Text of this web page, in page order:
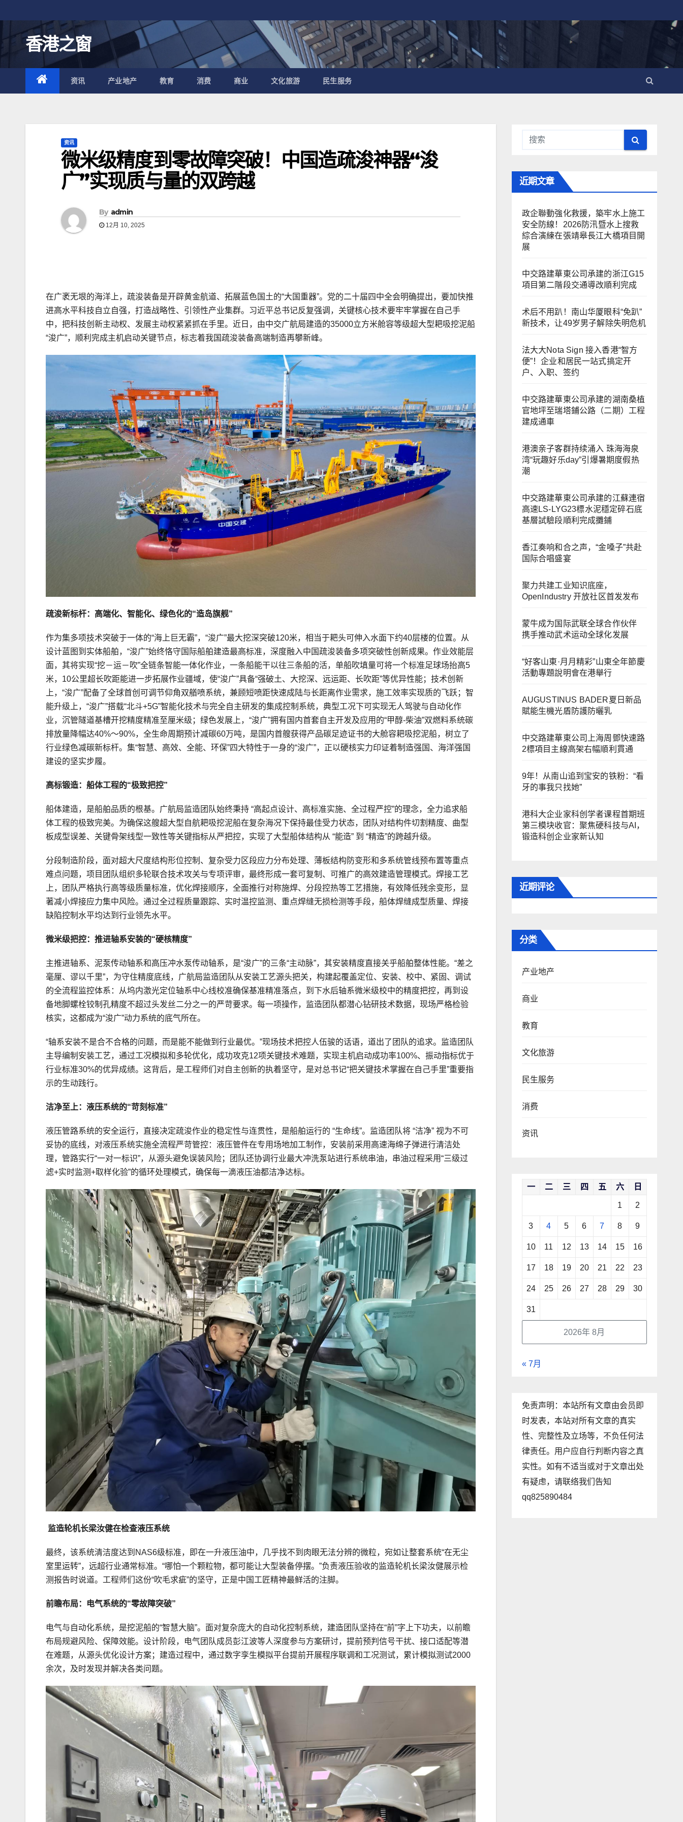
至
内
容
香港之窗
资讯 产业地产 教育 消费 商业 文化旅游 民生服务
资讯
微米级精度到零故障突破！中国造疏浚神器“浚
广”实现质与量的双跨越
By admin
12月 10, 2025
在广袤无垠的海洋上，疏浚装备是开辟黄金航道、拓展蓝色国土的“大国重器”。党的二十届四中全会明确提出，要加快推
进高水平科技自立自强，打造战略性、引领性产业集群。习近平总书记反复强调，关键核心技术要牢牢掌握在自己手
中，把科技创新主动权、发展主动权紧紧抓在手里。近日，由中交广航局建造的35000立方米舱容等级超大型耙吸挖泥船
“浚广”，顺利完成主机启动关键节点，标志着我国疏浚装备高端制造再攀新峰。
疏浚新标杆：高端化、智能化、绿色化的“造岛旗舰”
作为集多项技术突破于一体的“海上巨无霸”，“浚广”最大挖深突破120米，相当于耙头可伸入水面下约40层楼的位置。从
设计蓝图到实体船舶，“浚广”始终恪守国际船舶建造最高标准，深度融入中国疏浚装备多项突破性创新成果。作业效能层
面，其将实现“挖－运－吹”全链条智能一体化作业，一条船能干以往三条船的活，单船吹填量可将一个标准足球场抬高5
米，10公里超长吹距能进一步拓展作业疆域，使“浚广”具备“强破土、大挖深、远运距、长吹距”等优异性能；技术创新
上，“浚广”配备了全球首创可调节仰角双艏喷系统，兼顾短喷距快速成陆与长距离作业需求，施工效率实现质的飞跃；智
能升级上，“浚广”搭载“北斗+5G”智能化技术与完全自主研发的集成控制系统，典型工况下可实现无人驾驶与自动化作
业，沉管隧道基槽开挖精度精准至厘米级；绿色发展上，“浚广”拥有国内首套自主开发及应用的“甲醇-柴油”双燃料系统碳
排放量降幅达40%～90%，全生命周期预计减碳60万吨，是国内首艘获得产品碳足迹证书的大舱容耙吸挖泥船，树立了
行业绿色减碳新标杆。集“智慧、高效、全能、环保”四大特性于一身的“浚广”，正以硬核实力印证着制造强国、海洋强国
建设的坚实步履。
高标锻造：船体工程的“极致把控”
船体建造，是船舶品质的根基。广航局监造团队始终秉持 “高起点设计、高标准实施、全过程严控”的理念，全力追求船
体工程的极致完美。为确保这艘超大型自航耙吸挖泥船在复杂海况下保持最佳受力状态，团队对结构件切割精度、曲型
板成型误差、关键骨架线型一致性等关键指标从严把控，实现了大型船体结构从 “能造” 到 “精造”的跨越升级。
分段制造阶段，面对超大尺度结构形位控制、复杂受力区段应力分布处理、薄板结构防变形和多系统管线预布置等重点
难点问题，项目团队组织多轮联合技术攻关与专项评审，最终形成一套可复制、可推广的高效建造管理模式。焊接工艺
上，团队严格执行高等级质量标准，优化焊接顺序，全面推行对称施焊、分段控热等工艺措施，有效降低残余变形，显
著减小焊接应力集中风险。通过全过程质量跟踪、实时温控监测、重点焊缝无损检测等手段，船体焊缝成型质量、焊接
缺陷控制水平均达到行业领先水平。
微米级把控：推进轴系安装的“硬核精度”
主推进轴系、泥泵传动轴系和高压冲水泵传动轴系，是“浚广”的三条“主动脉”，其安装精度直接关乎船舶整体性能。“差之
毫厘、谬以千里”，为守住精度底线，广航局监造团队从安装工艺源头把关，构建起覆盖定位、安装、校中、紧固、调试
的全流程监控体系：从坞内激光定位轴系中心线校准确保基准精准落点，到下水后轴系微米级校中的精度把控，再到设
备地脚螺栓铰制孔精度不超过头发丝二分之一的严苛要求。每一项操作，监造团队都潜心钻研技术数据，现场严格检验
核实，这都成为“浚广”动力系统的底气所在。
“轴系安装不是合不合格的问题，而是能不能做到行业最优。”现场技术把控人伍骏的话语，道出了团队的追求。监造团队
主导编制安装工艺，通过工况模拟和多轮优化，成功攻克12项关键技术难题，实现主机启动成功率100%、振动指标优于
行业标准30%的优异成绩。这背后，是工程师们对自主创新的执着坚守，是对总书记“把关键技术掌握在自己手里”重要指
示的生动践行。
洁净至上：液压系统的“苛刻标准”
液压管路系统的安全运行，直接决定疏浚作业的稳定性与连贯性，是船舶运行的 “生命线”。监造团队将 “洁净” 视为不可
妥协的底线，对液压系统实施全流程严苛管控：液压管件在专用场地加工制作，安装前采用高速海绵子弹进行清洁处
理，管路实行“一对一标识”，从源头避免误装风险；团队还协调行业最大冲洗泵站进行系统串油，串油过程采用“三级过
滤+实时监测+取样化验”的循环处理模式，确保每一滴液压油都洁净达标。
监造轮机长梁汝健在检查液压系统
最终，该系统清洁度达到NAS6级标准，即在一升液压油中，几乎找不到肉眼无法分辨的微粒，宛如让整套系统“在无尘
室里运转”，远超行业通常标准。“哪怕一个颗粒物，都可能让大型装备停摆。”负责液压验收的监造轮机长梁汝健展示检
测报告时说道。工程师们这份“吹毛求疵”的坚守，正是中国工匠精神最鲜活的注脚。
前瞻布局：电气系统的“零故障突破”
电气与自动化系统，是挖泥船的“智慧大脑”。面对复杂庞大的自动化控制系统，建造团队坚持在“前”字上下功夫，以前瞻
布局规避风险、保障效能。设计阶段，电气团队成员彭江波等人深度参与方案研讨，提前预判信号干扰、接口适配等潜
在难题，从源头优化设计方案；建造过程中，通过数字孪生模拟平台提前开展程序联调和工况测试，累计模拟测试2000
余次，及时发现并解决各类问题。
近期文章
政企聯動強化救援，築牢水上施工
安全防線！2026防汛暨水上搜救
綜合演練在張靖皋長江大橋項目開
展
中交路建華東公司承建的浙江G15
項目第二階段交通導改順利完成
术后不用趴！南山华厦眼科“免趴”
新技术，让49岁男子解除失明危机
法大大Nota Sign 接入香港“智方
便”！企业和居民一站式搞定开
户、入职、签约
中交路建華東公司承建的湖南桑植
官地坪至瑞塔鋪公路（二期）工程
建成通車
港澳亲子客群持续涌入 珠海海泉
湾“玩趣好乐day”引爆暑期度假热
潮
中交路建華東公司承建的江蘇連宿
高速LS-LYG23標水泥穩定碎石底
基層試驗段順利完成攤鋪
香江奏响和合之声，“金嗓子”共赴
国际合唱盛宴
聚力共建工业知识底座，
OpenIndustry 开放社区首发发布
蒙牛成为国际武联全球合作伙伴
携手推动武术运动全球化发展
“好客山東·月月精彩”山東全年節慶
活動專題說明會在港舉行
AUGUSTINUS BADER夏日新品
賦能生機光盾防護防曬乳
中交路建華東公司上海周鄧快速路
2標項目主線高架右幅順利貫通
9年！从南山追到宝安的铁粉：“看
牙的事我只找她”
港科大企业家科创学者课程首期班
第三模块收官：聚焦硬科技与AI，
锻造科创企业家新认知
近期评论
分类
产业地产
商业
教育
文化旅游
民生服务
消费
资讯
2026年 8月
一 二 三 四 五 六 日
1 2
3 4 5 6 7 8 9
10 11 12 13 14 15 16
17 18 19 20 21 22 23
24 25 26 27 28 29 30
31
« 7月
免责声明：本站所有文章由会员即
时发表，本站对所有文章的真实
性、完整性及立场等，不负任何法
律责任。用户应自行判断内容之真
实性。如有不适当或对于文章出处
有疑虑，请联络我们告知
qq825890484